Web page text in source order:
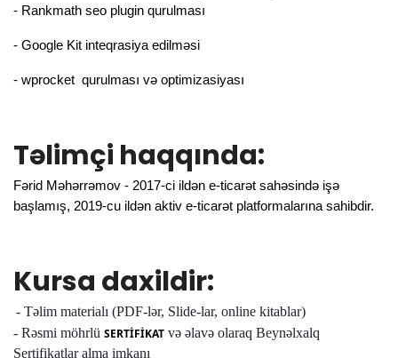
- Rankmath seo plugin qurulması
- Google Kit inteqrasiya edilməsi
- wprocket qurulması və optimizasiyası
Təlimçi haqqında:
Fərid Məhərrəmov - 2017-ci ildən e-ticarət sahəsində işə
başlamış, 2019-cu ildən aktiv e-ticarət platformalarına sahibdir.
Kursa daxildir:
- Təlim materialı (PDF-lər, Slide-lar, online kitablar)
- Rəsmi möhrlü SERTİFİKAT və əlavə olaraq Beynəlxalq
Sertifikatlar alma imkanı